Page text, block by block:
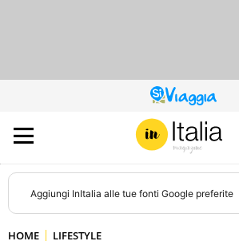
QUESTO
SITO
CONTRIBUISCE
ALL’AUDIENCE
DI
Aggiungi InItalia alle tue fonti Google preferite
HOME LIFESTYLE